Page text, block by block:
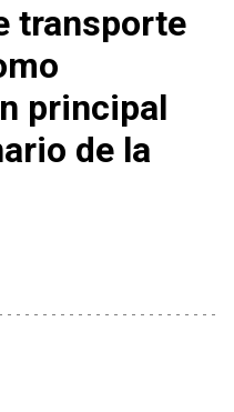
transporte
principal
de la